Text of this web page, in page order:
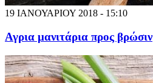
19 ΙΑΝΟΥΑΡΙΟΥ 2018 - 15:10
Αγρια μανιτάρια προς βρώσιν